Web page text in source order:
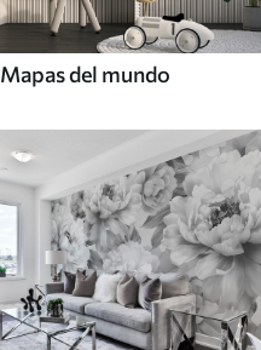
Mapas del mundo